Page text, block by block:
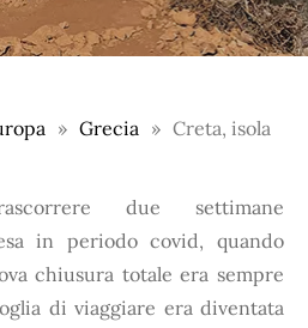
Grecia
Creta, isola
due settimane
in periodo covid, quando
chiusura totale era sempre
di viaggiare era diventata